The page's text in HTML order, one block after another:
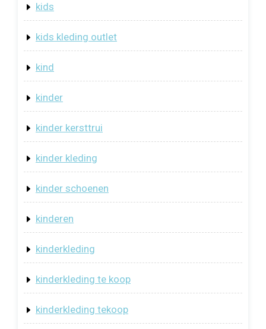
kids
kids kleding outlet
kind
kinder
kinder kersttrui
kinder kleding
kinder schoenen
kinderen
kinderkleding
kinderkleding te koop
kinderkleding tekoop